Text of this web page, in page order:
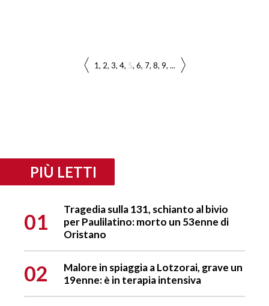
1 2 3 4 5 6 7 8 9 ...
PIÙ LETTI
01
Tragedia sulla 131, schianto al bivio
per Paulilatino: morto un 53enne di
Oristano
02
Malore in spiaggia a Lotzorai, grave un
19enne: è in terapia intensiva